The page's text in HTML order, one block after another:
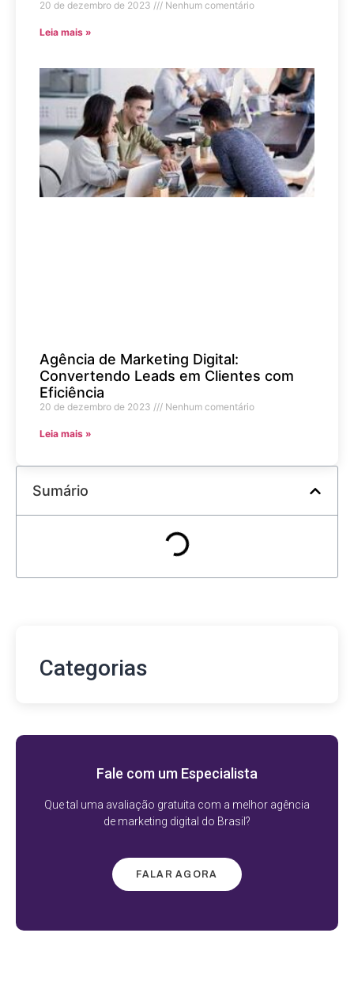
20 de dezembro de 2023 Nenhum comentário
Leia mais »
Agência de Marketing Digital:
Convertendo Leads em Clientes com
Eficiência
20 de dezembro de 2023 Nenhum comentário
Leia mais »
Sumário
Categorias
Fale com um Especialista
Que tal uma avaliação gratuita com a melhor agência
de marketing digital do Brasil?
FALAR AGORA